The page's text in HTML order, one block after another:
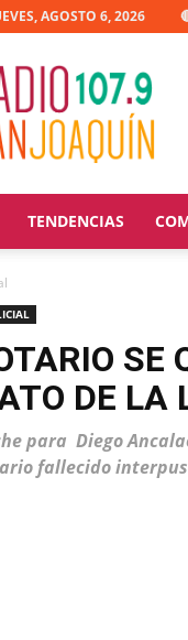
AGOSTO 6, 2026
Radio
Joaquín
TENDENCIAS
SE
DE LA
para Diego
fallecido